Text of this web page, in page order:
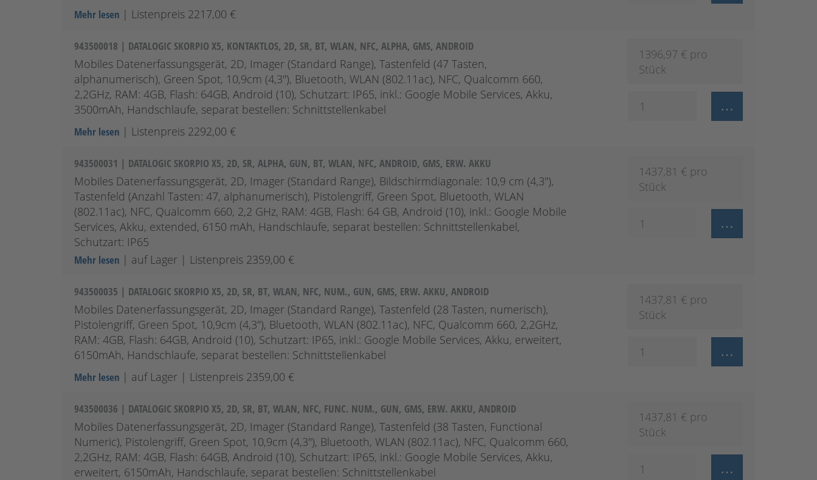
Mehr lesen | Listenpreis 2217,00 €
943500018 | DATALOGIC SKORPIO X5, KONTAKTLOS, 2D, SR, BT, WLAN, NFC, ALPHA, GMS, ANDROID
Mobiles Datenerfassungsgerät, 2D, Imager (Standard Range), Tastenfeld (47 Tasten,
alphanumerisch), Green Spot, 10,9cm (4,3''), Bluetooth, WLAN (802.11ac), NFC, Qualcomm 660,
2,2GHz, RAM: 4GB, Flash: 64GB, Android (10), Schutzart: IP65, inkl.: Google Mobile Services, Akku,
3500mAh, Handschlaufe, separat bestellen: Schnittstellenkabel
1396,97 € pro
Stück
Mehr lesen | Listenpreis 2292,00 €
943500031 | DATALOGIC SKORPIO X5, 2D, SR, ALPHA, GUN, BT, WLAN, NFC, ANDROID, GMS, ERW. AKKU
Mobiles Datenerfassungsgerät, 2D, Imager (Standard Range), Bildschirmdiagonale: 10,9 cm (4,3''),
Tastenfeld (Anzahl Tasten: 47, alphanumerisch), Pistolengriff, Green Spot, Bluetooth, WLAN
(802.11ac), NFC, Qualcomm 660, 2,2 GHz, RAM: 4GB, Flash: 64 GB, Android (10), inkl.: Google Mobile
Services, Akku, extended, 6150 mAh, Handschlaufe, separat bestellen: Schnittstellenkabel,
Schutzart: IP65
1437,81 € pro
Stück
Mehr lesen | auf Lager | Listenpreis 2359,00 €
943500035 | DATALOGIC SKORPIO X5, 2D, SR, BT, WLAN, NFC, NUM., GUN, GMS, ERW. AKKU, ANDROID
Mobiles Datenerfassungsgerät, 2D, Imager (Standard Range), Tastenfeld (28 Tasten, numerisch),
Pistolengriff, Green Spot, 10,9cm (4,3''), Bluetooth, WLAN (802.11ac), NFC, Qualcomm 660, 2,2GHz,
RAM: 4GB, Flash: 64GB, Android (10), Schutzart: IP65, inkl.: Google Mobile Services, Akku, erweitert,
6150mAh, Handschlaufe, separat bestellen: Schnittstellenkabel
1437,81 € pro
Stück
Mehr lesen | auf Lager | Listenpreis 2359,00 €
943500036 | DATALOGIC SKORPIO X5, 2D, SR, BT, WLAN, NFC, FUNC. NUM., GUN, GMS, ERW. AKKU, ANDROID
Mobiles Datenerfassungsgerät, 2D, Imager (Standard Range), Tastenfeld (38 Tasten, Functional
Numeric), Pistolengriff, Green Spot, 10,9cm (4,3''), Bluetooth, WLAN (802.11ac), NFC, Qualcomm 660,
2,2GHz, RAM: 4GB, Flash: 64GB, Android (10), Schutzart: IP65, inkl.: Google Mobile Services, Akku,
erweitert, 6150mAh, Handschlaufe, separat bestellen: Schnittstellenkabel
1437,81 € pro
Stück